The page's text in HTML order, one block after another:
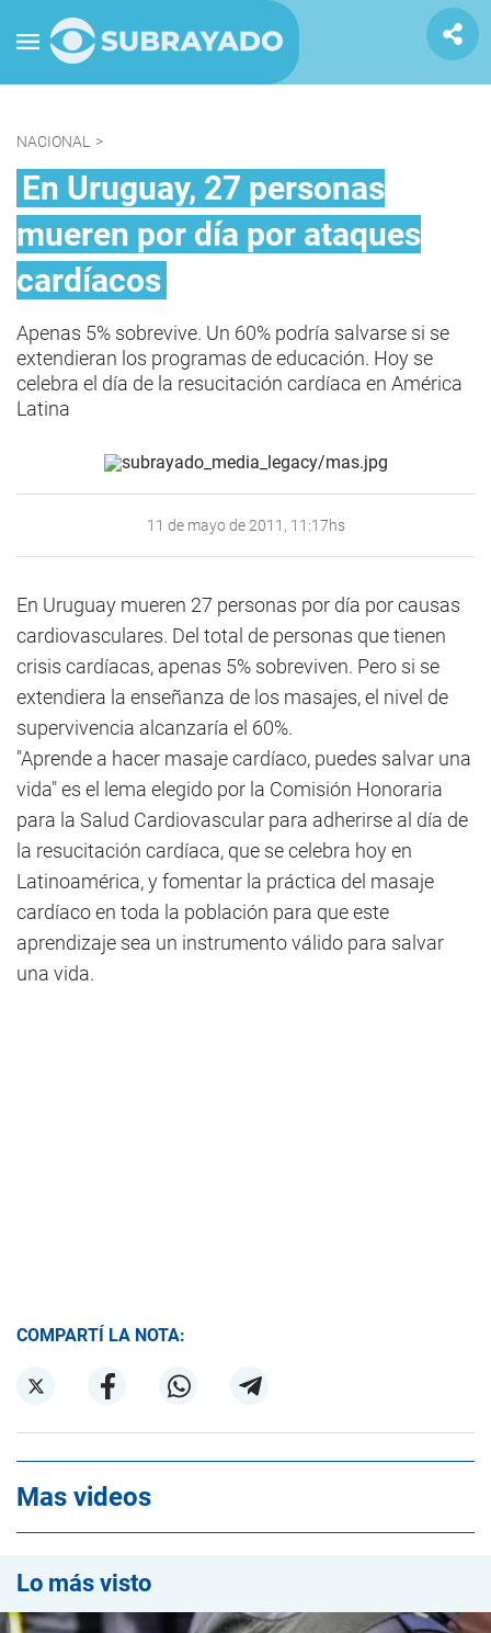
NACIONAL >
En Uruguay, 27 personas
mueren por día por ataques
cardíacos
Apenas 5% sobrevive. Un 60% podría salvarse si se
extendieran los programas de educación. Hoy se
celebra el día de la resucitación cardíaca en América
Latina
11 de mayo de 2011, 11:17hs
En Uruguay mueren 27 personas por día por causas
cardiovasculares. Del total de personas que tienen
crisis cardíacas, apenas 5% sobreviven. Pero si se
extendiera la enseñanza de los masajes, el nivel de
supervivencia alcanzaría el 60%.
"Aprende a hacer masaje cardíaco, puedes salvar una
vida" es el lema elegido por la Comisión Honoraria
para la Salud Cardiovascular para adherirse al día de
la resucitación cardíaca, que se celebra hoy en
Latinoamérica, y fomentar la práctica del masaje
cardíaco en toda la población para que este
aprendizaje sea un instrumento válido para salvar
una vida.
COMPARTÍ LA NOTA:
Mas videos
Lo más visto